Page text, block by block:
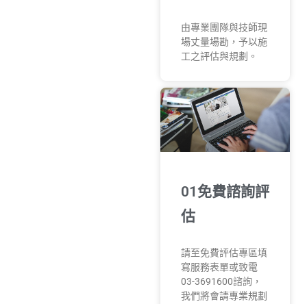
由專業團隊與技師現
場丈量場勘，予以施
工之評估與規劃。
01免費諮詢評
估
請至免費評估專區填
寫服務表單或致電
03-3691600諮詢，
我們將會請專業規劃